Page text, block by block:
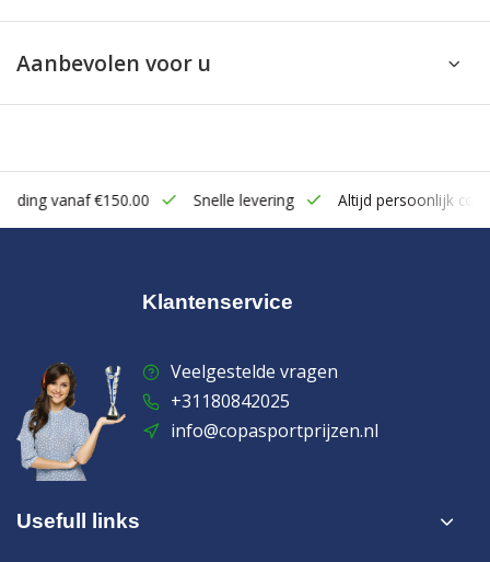
Aanbevolen voor u
vanaf €150.00 Snelle levering Altijd persoonlijk
Klantenservice
Veelgestelde vragen
+31180842025
info@copasportprijzen.nl
Usefull links